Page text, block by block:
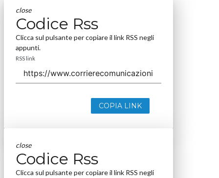
close
Codice Rss
Clicca sul pulsante per copiare il link RSS negli
appunti.
RSS link
COPIA LINK
close
Codice Rss
Clicca sul pulsante per copiare il link RSS negli